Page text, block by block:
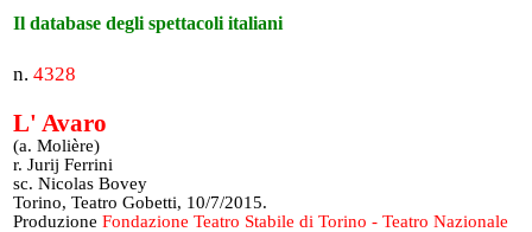
Il database degli spettacoli italiani
n. 4328
L' Avaro
(a. Molière)
r. Jurij Ferrini
sc. Nicolas Bovey
Torino, Teatro Gobetti, 10/7/2015.
Produzione Fondazione Teatro Stabile di Torino - Teatro Nazionale